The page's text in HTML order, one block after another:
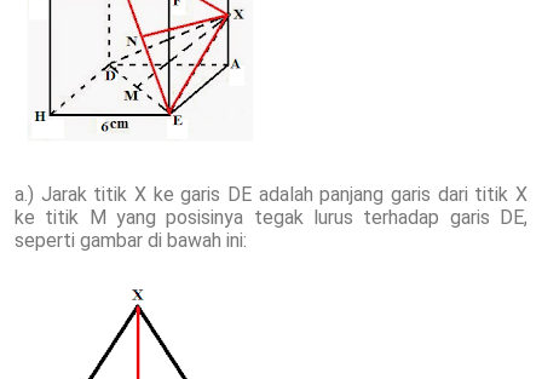
a.) Jarak titik X ke garis DE adalah panjang garis dari titik X
ke titik M yang posisinya tegak lurus terhadap garis DE,
seperti gambar di bawah ini: